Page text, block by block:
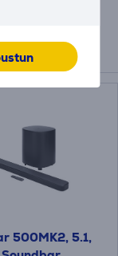
500MK2, 5.1,